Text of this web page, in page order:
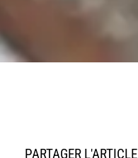
PARTAGER L'ARTICLE